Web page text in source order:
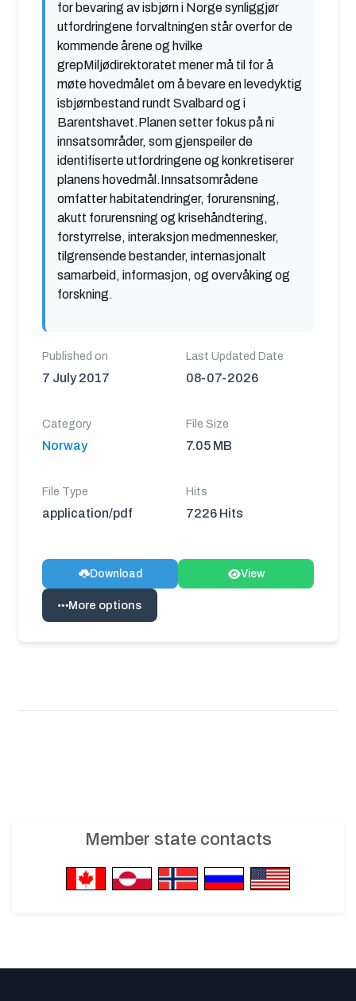
for bevaring av isbjørn i Norge synliggjør
utfordringene forvaltningen står overfor de
kommende årene og hvilke
grepMiljødirektoratet mener må til for å
møte hovedmålet om å bevare en levedyktig
isbjørnbestand rundt Svalbard og i
Barentshavet.Planen setter fokus på ni
innsatsområder, som gjenspeiler de
identifiserte utfordringene og konkretiserer
planens hovedmål.Innsatsområdene
omfatter habitatendringer, forurensning,
akutt forurensning og krisehåndtering,
forstyrrelse, interaksjon medmennesker,
tilgrensende bestander, internasjonalt
samarbeid, informasjon, og overvåking og
forskning.
Published on
7 July 2017
Last Updated Date
08-07-2026
Category
Norway
File Size
7.05 MB
File Type
application/pdf
Hits
7226 Hits
Download View
More options
Member state contacts